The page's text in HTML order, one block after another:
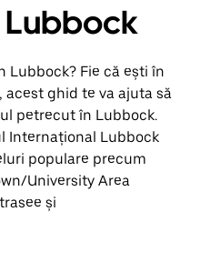
Lubbock
Lubbock? Fie că ești în
acest ghid te va ajuta să
petrecut în Lubbock.
Internațional Lubbock
populare precum
University Area
și